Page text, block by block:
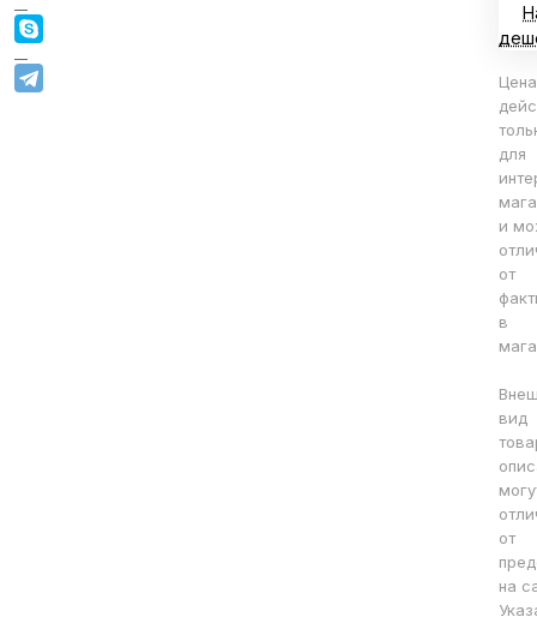
Цена
для
и
от
в
вид
от
на